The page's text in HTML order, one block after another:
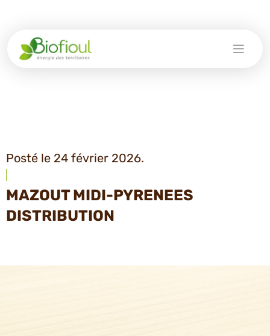
Posté le 24 février 2026.
MAZOUT MIDI-PYRENEES
DISTRIBUTION